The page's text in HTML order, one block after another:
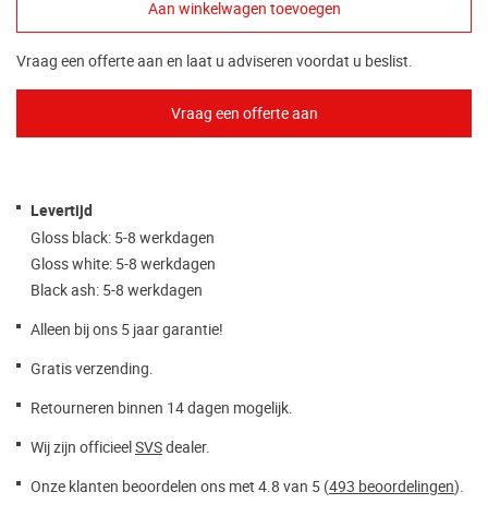
Vraag een offerte aan en laat u adviseren voordat u beslist.
Levertijd
Gloss black: 5-8 werkdagen
Gloss white: 5-8 werkdagen
Black ash: 5-8 werkdagen
Alleen bij ons 5 jaar garantie!
Gratis verzending.
Retourneren binnen 14 dagen mogelijk.
Wij zijn officieelSVSdealer.
Onze klanten beoordelen ons met 4.8 van 5 (493 beoordelingen).